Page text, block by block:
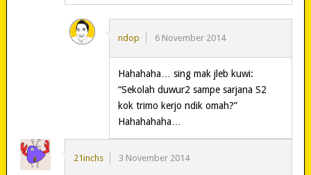
ndop 6 November 2014
Hahahaha… sing mak jleb kuwi:
“Sekolah duwur2 sampe sarjana S2
kok trimo kerjo ndik omah?”
Hahahahaha…
21inchs 3 November 2014